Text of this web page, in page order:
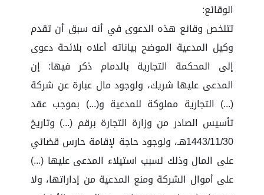
الوقائع:
تتلخص وقائع هذه الدعوى في أنه سبق أن تقدم
وكيل المدعية الموضح بياناته أعلاه بلائحة دعوى
إلى المحكمة التجارية بالدمام ذكر فيها: إن
المدعى عليها شريك، ولوجود مال عبارة عن شركة
(...) التجارية مملوكة للمدعية و(...) بموجب عقد
تأسيس الصادر من وزارة التجارة برقم (...) وتاريخ
1443/11/30هـ، ولوجود حاجة لإقامة حارس قضائي
على المال وذلك لسبب استيلاء المدعى عليها (...)
على أموال الشركة ومنع المدعية من إداراتها، ولا